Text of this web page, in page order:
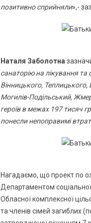
позитивно сприйняли»,-
Наталя Заболотна
санаторію на лікування та
Вінницького,
Могилів-Подільський,
героїв в межах 197 тисяч
понесли непоправимі
Нагадаємо, що проект по
Департаментом
Обласної комплексної
та членів сімей загиблих